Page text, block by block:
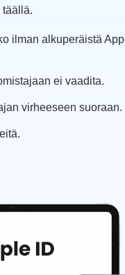
täällä.
ilman alkuperäistä
ei vaadita.
virheeseen suoraan.